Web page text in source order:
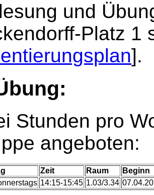
und
Platz 1
].
Stunden pro
angeboten:
Zeit Raum
Beginn
14:15-15:45 1.03/3.34